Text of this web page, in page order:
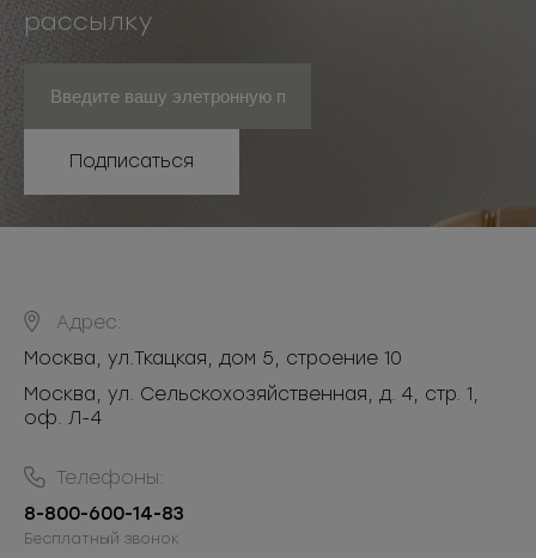
рассылку
Подписаться
Адрес:
Москва, ул.Ткацкая, дом 5, строение 10
Москва, ул. Сельскохозяйственная, д. 4, стр. 1,
оф. Л-4
Телефоны:
8-800-600-14-83
Бесплатный звонок